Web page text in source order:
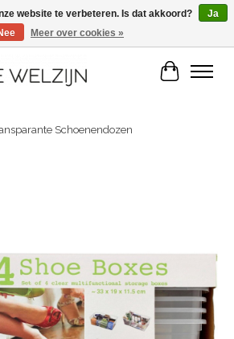
| Vandaag besteld, morgen in huis
Schoenendozen
website te verbeteren. Is dat akkoord?
Ja
Meer over cookies »